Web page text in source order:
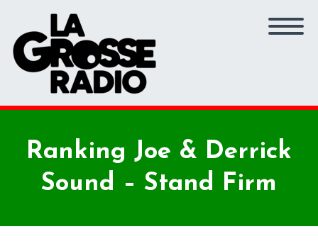
Ranking Joe & Derrick
Sound – Stand Firm